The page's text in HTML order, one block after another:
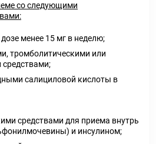
со следующими
менее 15 мг в неделю;
тромболитическими или
средствами;
салициловой кислоты в
средствами для приема внутрь
и инсулином;